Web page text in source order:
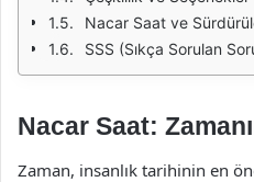
Nacar Saat ve
SSS (Sıkça Sorulan
Nacar Saat:
Zaman, insanlık tarihinin en